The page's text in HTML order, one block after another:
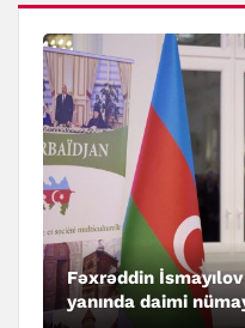
Fəxrəddin İsmayılov
yanında daimi